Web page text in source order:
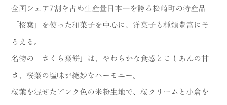
全国シェア7割を占め生産量日本一を誇る松崎町の特産品
「桜葉」を使った和菓子を中心に、洋菓子も種類豊富にそ
ろえる。
名物の「さくら葉餅」は、やわらかな食感とこしあんの甘
さ、桜葉の塩味が絶妙なハーモニー。
桜葉を混ぜたピンク色の米粉生地で、桜クリームと小倉を